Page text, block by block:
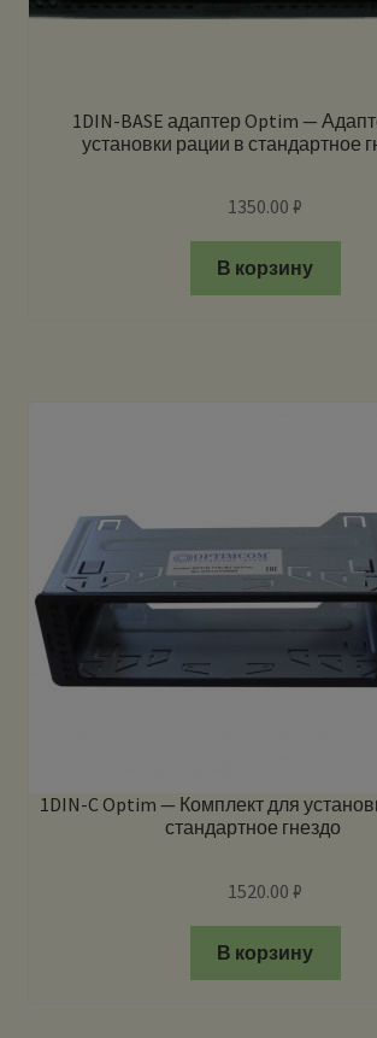
1DIN-BASE адаптер Optim —
установки рации в стандартное
1350.00₽
В корзину
1DIN-C Optim — Комплект для
стандартное гнездо
1520.00₽
В корзину